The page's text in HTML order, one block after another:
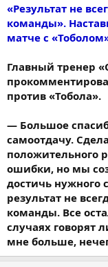
«Результат не
команды».
матче с
Главный тренер
против «Тобола».
— Большое
самоотдачу.
положительного
ошибки, но мы
достичь нужного
результат не
команды. Все
случаях говорят
мне больше,